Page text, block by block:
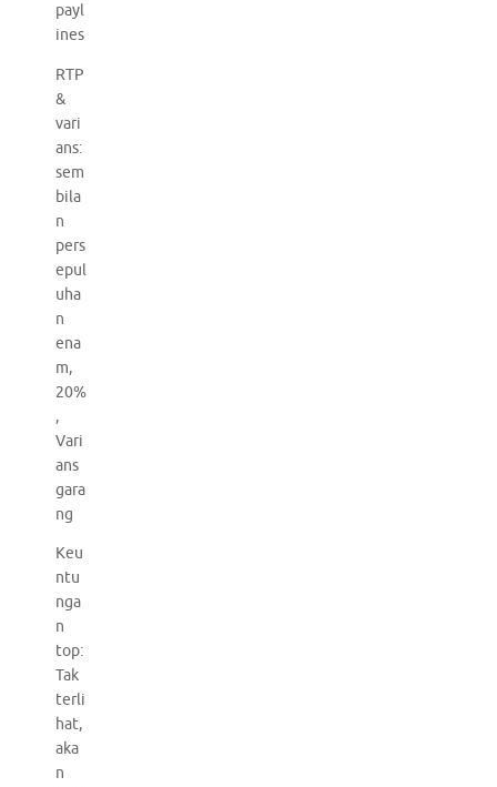
payl
ines
RTP
&
vari
ans:
sem
bila
n
pers
epul
uha
n
ena
m,
20%
,
Vari
ans
gara
ng
Keu
ntu
nga
n
top:
Tak
terli
hat,
aka
n